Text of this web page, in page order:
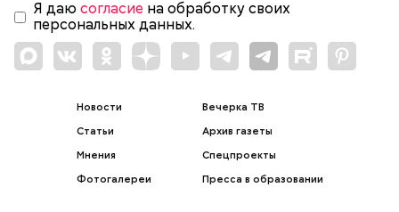
Я даю согласие на обработку своих
персональных данных.
Новости
Статьи
Мнения
Фотогалереи
Вечерка ТВ
Архив газеты
Спецпроекты
Пресса в образовании